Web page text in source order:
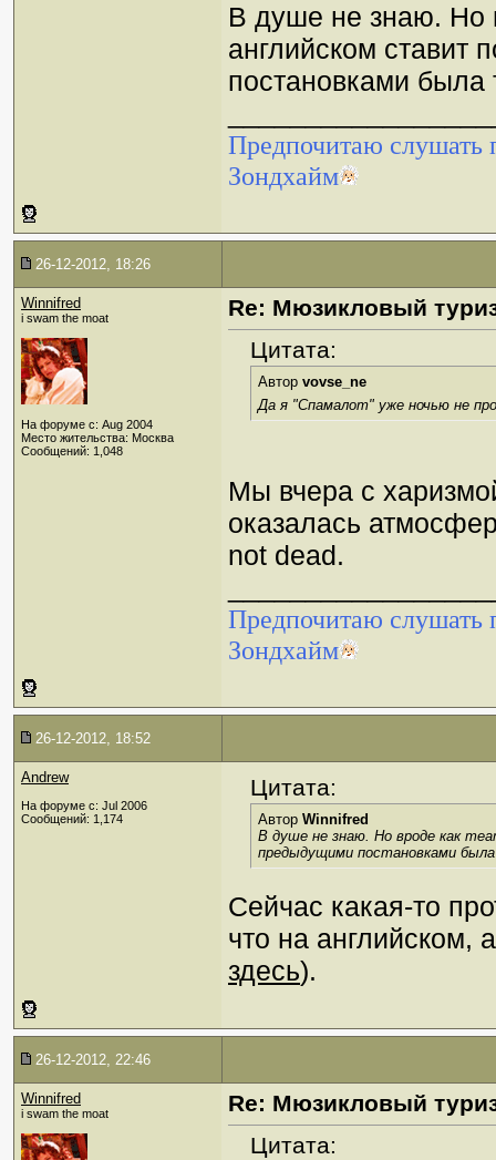
В душе не знаю. Но
английском ставит
постановками была
Предпочитаю слушать
Зондхайм
26-12-2012, 18:26
Winnifred
i swam the moat
На форуме с: Aug 2004
Место жительства: Москва
Сообщений: 1,048
Re: Мюзикловый
Цитата:
Автор vovse_ne
Да я "Спамалот" уже ночью не
Мы вчера с
оказалась
not dead.
Предпочитаю слушать
Зондхайм
26-12-2012, 18:52
Andrew
На форуме с: Jul 2006
Сообщений: 1,174
Цитата:
Автор Winnifred
В душе не знаю. Но вроде как
предыдущими постановками
Сейчас какая-то
что на английском,
здесь).
26-12-2012, 22:46
Winnifred
i swam the moat
Re: Мюзикловый
Цитата: